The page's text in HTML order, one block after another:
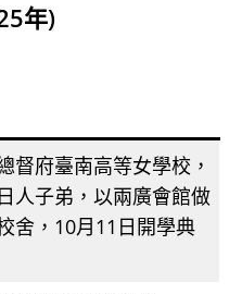
年)
督府臺南高等女學校，
人子弟，以兩廣會館做
舍，10月11日開學典